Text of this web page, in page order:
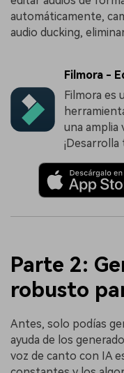
automáticamente,
audio ducking,
Filmora -
Filmora es
una amplia
Parte 2:
robusto
Antes, solo podías
ayuda de los
voz de canto con IA